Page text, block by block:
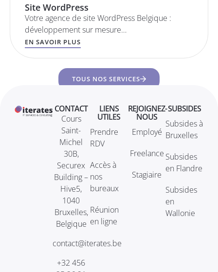
Site WordPress
Votre agence de site WordPress Belgique :
développement sur mesure…
EN SAVOIR PLUS
TOUS NOS SERVICES
CONTACT
Cours
Saint-
Michel
30B,
Securex
Building –
Hive5,
1040
Bruxelles,
Belgique
contact@iterates.be
+32 456
LIENS
UTILES
Prendre
RDV
Accès à
nos
bureaux
Réunion
en ligne
REJOIGNEZ-
NOUS
Employé
Freelance
Stagiaire
SUBSIDES
Subsides à
Bruxelles
Subsides
en Flandre
Subsides
en
Wallonie